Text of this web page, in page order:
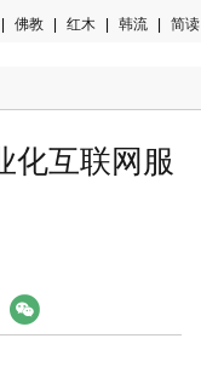
佛教 红木 韩流 简读
化互联网服